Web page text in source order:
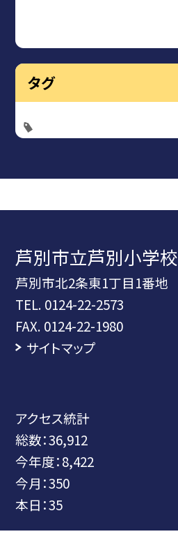
タグ
芦別市立芦別小学校
芦別市北2条東1丁目1番地
TEL. 0124-22-2573
FAX. 0124-22-1980
サイトマップ
アクセス統計
総数：36,912
今年度：8,422
今月：350
本日：35